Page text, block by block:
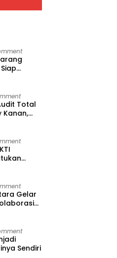
Total
Kanan,
Gelar
Sendiri